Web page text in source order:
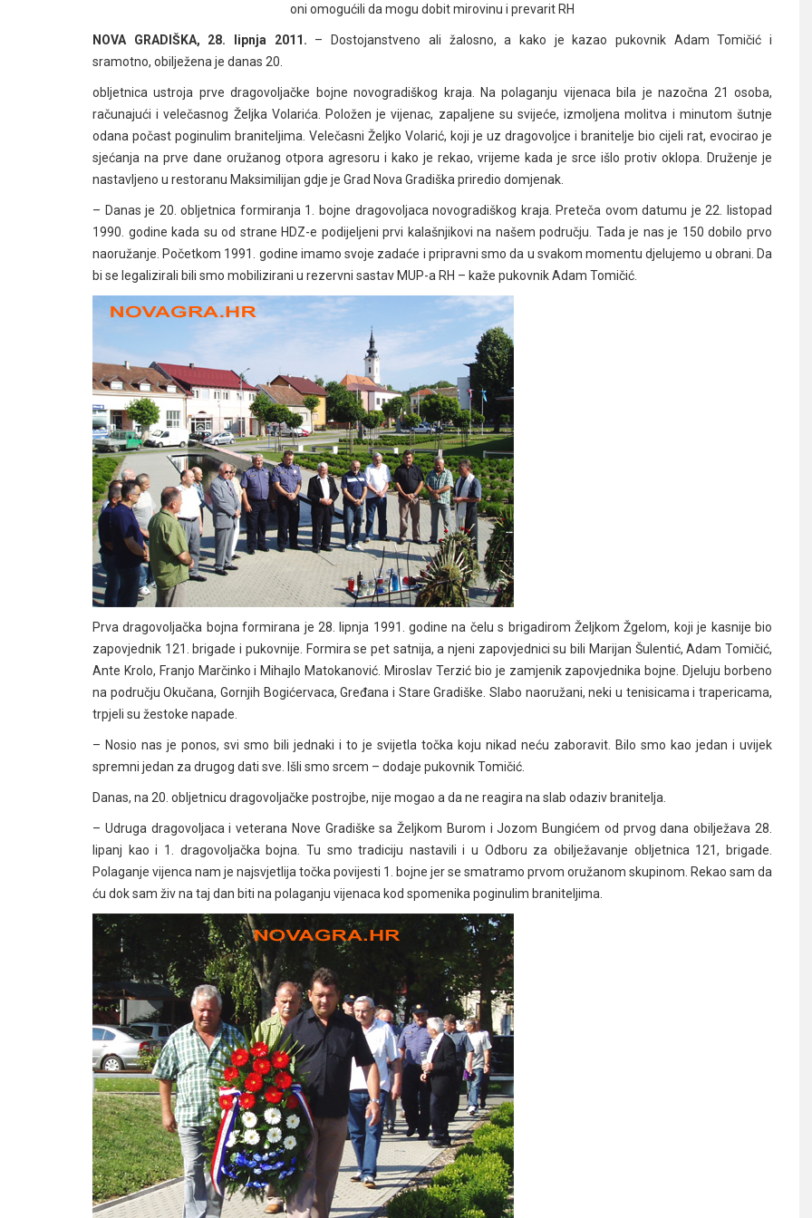
oni omogućili da mogu dobit mirovinu i prevarit RH
NOVA GRADIŠKA, 28. lipnja 2011. – Dostojanstveno ali žalosno, a kako je kazao pukovnik Adam Tomičić i
sramotno, obilježena je danas 20.
obljetnica ustroja prve dragovoljačke bojne novogradiškog kraja. Na polaganju vijenaca bila je nazočna 21 osoba,
računajući i velečasnog Željka Volarića. Položen je vijenac, zapaljene su svijeće, izmoljena molitva i minutom šutnje
odana počast poginulim braniteljima. Velečasni Željko Volarić, koji je uz dragovoljce i branitelje bio cijeli rat, evocirao je
sjećanja na prve dane oružanog otpora agresoru i kako je rekao, vrijeme kada je srce išlo protiv oklopa. Druženje je
nastavljeno u restoranu Maksimilijan gdje je Grad Nova Gradiška priredio domjenak.
– Danas je 20. obljetnica formiranja 1. bojne dragovoljaca novogradiškog kraja. Preteča ovom datumu je 22. listopad
1990. godine kada su od strane HDZ-e podijeljeni prvi kalašnjikovi na našem području. Tada je nas je 150 dobilo prvo
naoružanje. Početkom 1991. godine imamo svoje zadaće i pripravni smo da u svakom momentu djelujemo u obrani. Da
bi se legalizirali bili smo mobilizirani u rezervni sastav MUP-a RH – kaže pukovnik Adam Tomičić.
Prva dragovoljačka bojna formirana je 28. lipnja 1991. godine na čelu s brigadirom Željkom Žgelom, koji je kasnije bio
zapovjednik 121. brigade i pukovnije. Formira se pet satnija, a njeni zapovjednici su bili Marijan Šulentić, Adam Tomičić,
Ante Krolo, Franjo Marčinko i Mihajlo Matokanović. Miroslav Terzić bio je zamjenik zapovjednika bojne. Djeluju borbeno
na području Okučana, Gornjih Bogićervaca, Gređana i Stare Gradiške. Slabo naoružani, neki u tenisicama i trapericama,
trpjeli su žestoke napade.
– Nosio nas je ponos, svi smo bili jednaki i to je svijetla točka koju nikad neću zaboravit. Bilo smo kao jedan i uvijek
spremni jedan za drugog dati sve. Išli smo srcem – dodaje pukovnik Tomičić.
Danas, na 20. obljetnicu dragovoljačke postrojbe, nije mogao a da ne reagira na slab odaziv branitelja.
– Udruga dragovoljaca i veterana Nove Gradiške sa Željkom Burom i Jozom Bungićem od prvog dana obilježava 28.
lipanj kao i 1. dragovoljačka bojna. Tu smo tradiciju nastavili i u Odboru za obilježavanje obljetnica 121, brigade.
Polaganje vijenca nam je najsvjetlija točka povijesti 1. bojne jer se smatramo prvom oružanom skupinom. Rekao sam da
ću dok sam živ na taj dan biti na polaganju vijenaca kod spomenika poginulim braniteljima.